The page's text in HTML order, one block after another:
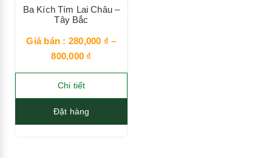
Ba Kích Tím Lai Châu –
Tây Bắc
Giá bán : 280,000 ₫ –
800,000 ₫
Chi tiết
Đặt hàng